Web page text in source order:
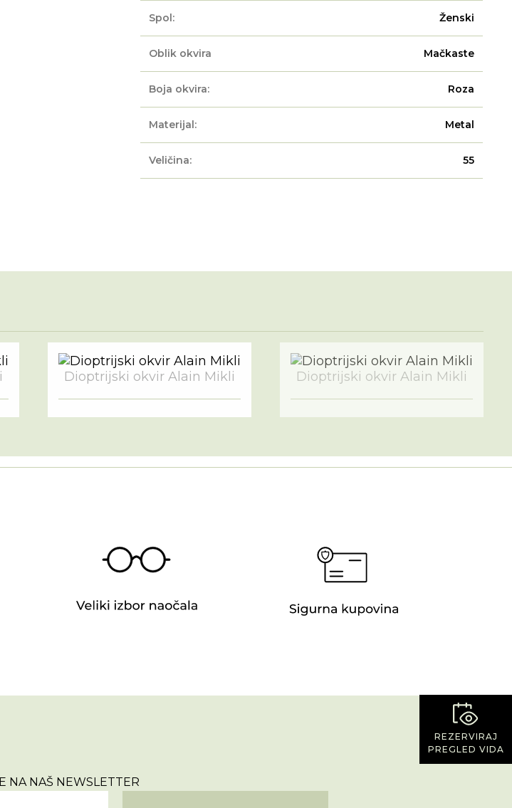
REZERVIRAJ
PREGLED VIDA
Spol: Ženski
Oblik okvira Mačkaste
Boja okvira: Roza
Materijal: Metal
Veličina: 55
Dioptrijski okvir Alain Mikli Dioptrijski okvir Alain Mikli
NA NAŠ NEWSLETTER